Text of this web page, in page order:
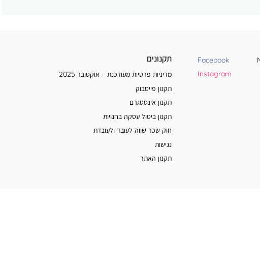
Facebook
Instagram
תקנונים
מדיניות פרטיות מעודכנת – אוקטובר 2025
תקנון פייסבוק
תקנון אינסטגרם
תקנון ביטול עסקה בחנויות
חוק שכר שווה לעובד ולעובדת
נגישות
תקנון האתר